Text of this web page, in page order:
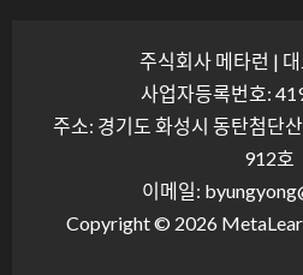
주식회사 메타런 |
사업자등록번호:
주소: 경기도 화성시 동탄첨단
912호
이메일:
Copyright © 2026